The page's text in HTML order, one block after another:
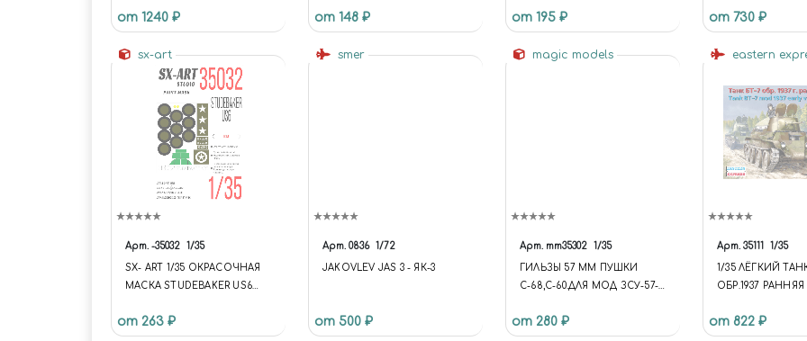
от 1240 ₽ от 148 ₽
2 Я-130 TOP OF THE
AIRCRAFT)
от 195 ₽ от 730 ₽
sx-art
Арт. -35032 1/35
SX- ART 1/35 ОКРАСОЧНАЯ
МАСКА STUDEBAKER US6
от 263 ₽
smer
Арт. 0836 1/72
JAKOVLEV JAS 3 - ЯК-3
от 500 ₽
magic models
Арт. mm35302 1/35
ГИЛЬЗЫ 57 ММ ПУШКИ
С-68,С-60.ДЛЯ МОД ЗСУ-57-2
С-60 8ШТ
от 280 ₽
eastern
Арт. 35111 1/35
1/35 ЛЁГКИЙ
ОБР.1937
от 822 ₽